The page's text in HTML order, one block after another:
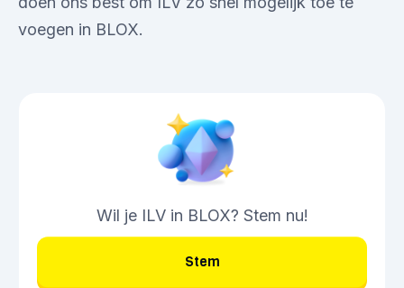
voegen in BLOX.
Wil je ILV in BLOX? Stem nu!
Stem